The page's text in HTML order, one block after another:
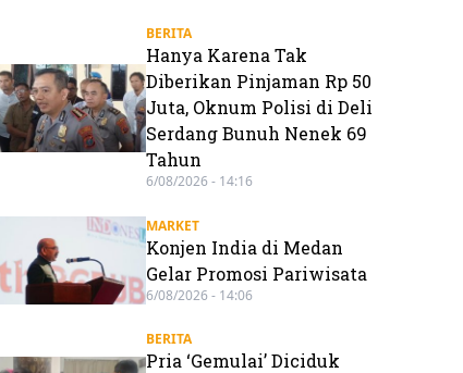
BERITA
Hanya Karena Tak
Diberikan Pinjaman Rp 50
Juta, Oknum Polisi di Deli
Serdang Bunuh Nenek 69
Tahun
6/08/2026 - 14:16
MARKET
Konjen India di Medan
Gelar Promosi Pariwisata
6/08/2026 - 14:06
BERITA
Pria ‘Gemulai’ Diciduk